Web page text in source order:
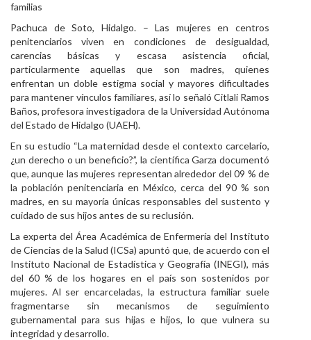
familias
Pachuca de Soto, Hidalgo. – Las mujeres en centros
penitenciarios viven en condiciones de desigualdad,
carencias básicas y escasa asistencia oficial,
particularmente aquellas que son madres, quienes
enfrentan un doble estigma social y mayores dificultades
para mantener vínculos familiares, así lo señaló Citlali Ramos
Baños, profesora investigadora de la Universidad Autónoma
del Estado de Hidalgo (UAEH).
En su estudio “La maternidad desde el contexto carcelario,
¿un derecho o un beneficio?”, la científica Garza documentó
que, aunque las mujeres representan alrededor del 09 % de
la población penitenciaria en México, cerca del 90 % son
madres, en su mayoría únicas responsables del sustento y
cuidado de sus hijos antes de su reclusión.
La experta del Área Académica de Enfermería del Instituto
de Ciencias de la Salud (ICSa) apuntó que, de acuerdo con el
Instituto Nacional de Estadística y Geografía (INEGI), más
del 60 % de los hogares en el país son sostenidos por
mujeres. Al ser encarceladas, la estructura familiar suele
fragmentarse sin mecanismos de seguimiento
gubernamental para sus hijas e hijos, lo que vulnera su
integridad y desarrollo.